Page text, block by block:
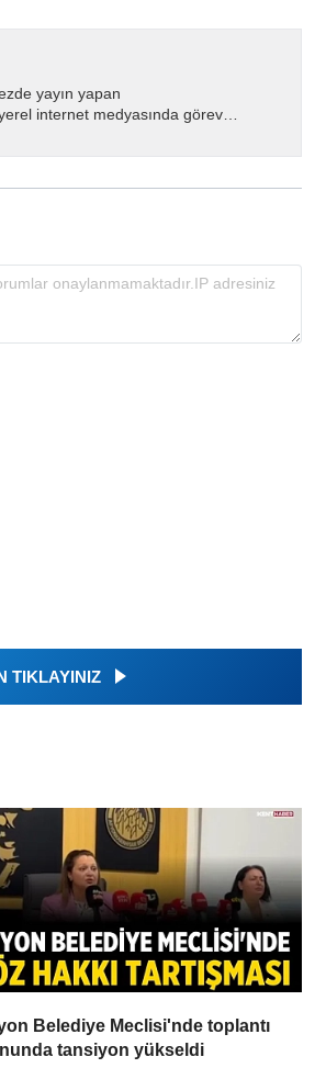
yayın yapan
internet medyasında görev
TIKLAYINIZ
Belediye Meclisi'nde toplantı
tansiyon yükseldi